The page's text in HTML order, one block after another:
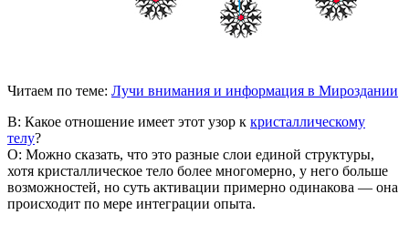
Читаем по теме: Лучи внимания и информация в Мироздании
В: Какое отношение имеет этот узор к кристаллическому
телу?
О: Можно сказать, что это разные слои единой структуры,
хотя кристаллическое тело более многомерно, у него больше
возможностей, но суть активации примерно одинакова — она
происходит по мере интеграции опыта.